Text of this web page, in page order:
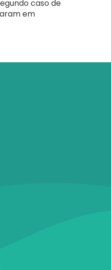
caso de
em